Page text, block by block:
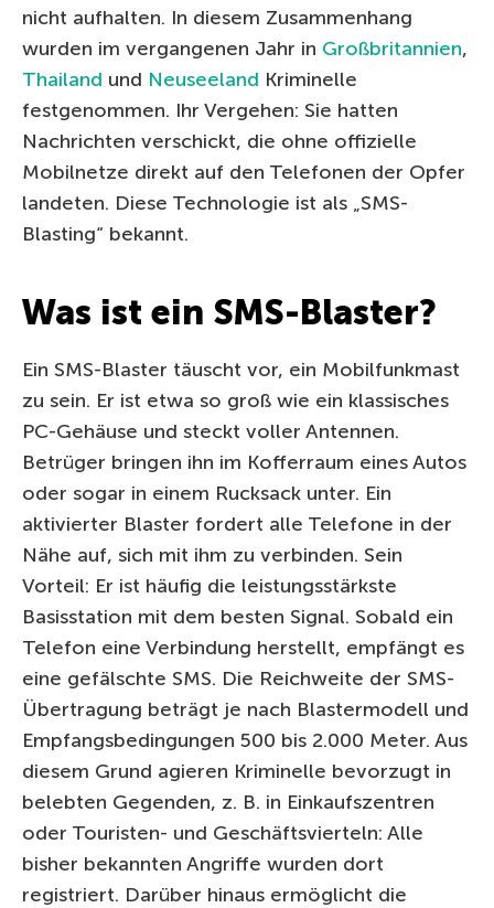
nicht aufhalten. In diesem Zusammenhang
wurden im vergangenen Jahr in Großbritannien,
Thailand und Neuseeland Kriminelle
festgenommen. Ihr Vergehen: Sie hatten
Nachrichten verschickt, die ohne offizielle
Mobilnetze direkt auf den Telefonen der Opfer
landeten. Diese Technologie ist als „SMS-
Blasting“ bekannt.
Was ist ein SMS-Blaster?
Ein SMS-Blaster täuscht vor, ein Mobilfunkmast
zu sein. Er ist etwa so groß wie ein klassisches
PC-Gehäuse und steckt voller Antennen.
Betrüger bringen ihn im Kofferraum eines Autos
oder sogar in einem Rucksack unter. Ein
aktivierter Blaster fordert alle Telefone in der
Nähe auf, sich mit ihm zu verbinden. Sein
Vorteil: Er ist häufig die leistungsstärkste
Basisstation mit dem besten Signal. Sobald ein
Telefon eine Verbindung herstellt, empfängt es
eine gefälschte SMS. Die Reichweite der SMS-
Übertragung beträgt je nach Blastermodell und
Empfangsbedingungen 500 bis 2.000 Meter. Aus
diesem Grund agieren Kriminelle bevorzugt in
belebten Gegenden, z. B. in Einkaufszentren
oder Touristen- und Geschäftsvierteln: Alle
bisher bekannten Angriffe wurden dort
registriert. Darüber hinaus ermöglicht die